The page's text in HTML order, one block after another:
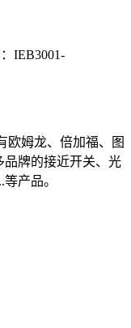
欧姆龙、倍加福、图
品牌的接近开关、光
产品。